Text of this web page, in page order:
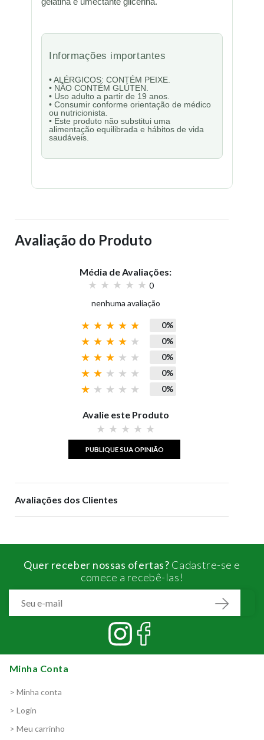
Informações importantes
• ALÉRGICOS: CONTÉM PEIXE.
• NÃO CONTÉM GLÚTEN.
• Uso adulto a partir de 19 anos.
• Consumir conforme orientação de médico
ou nutricionista.
• Este produto não substitui uma
alimentação equilibrada e hábitos de vida
saudáveis.
Avaliação do Produto
Média de Avaliações:
0
nenhuma avaliação
0%
0%
0%
0%
0%
Avalie este Produto
PUBLIQUE SUA OPINIÃO
Avaliações dos Clientes
Quer receber nossas ofertas? Cadastre-se e
comece a recebê-las!
Minha Conta
> Minha conta
> Login
> Meu carrinho